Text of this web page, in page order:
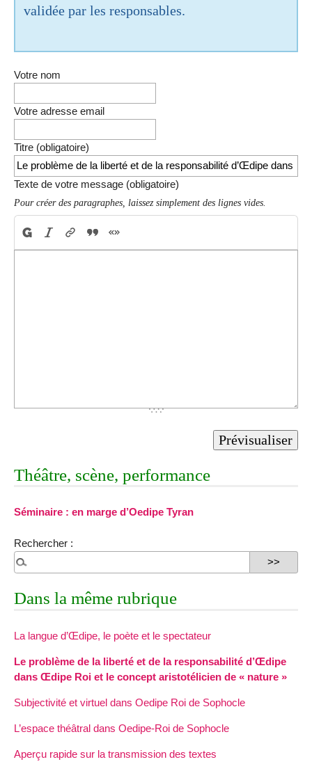
validée par les responsables.
Votre nom
Votre adresse email
Titre (obligatoire)
Texte de votre message (obligatoire)
Pour créer des paragraphes, laissez simplement des lignes vides.
Théâtre, scène, performance
Séminaire : en marge d’Oedipe Tyran
Rechercher :
Dans la même rubrique
La langue d’Œdipe, le poète et le spectateur
Le problème de la liberté et de la responsabilité d’Œdipe
dans Œdipe Roi et le concept aristotélicien de « nature »
Subjectivité et virtuel dans Oedipe Roi de Sophocle
L’espace théâtral dans Oedipe-Roi de Sophocle
Aperçu rapide sur la transmission des textes